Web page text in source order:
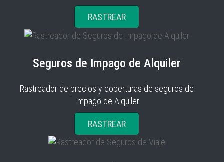
RASTREAR
Seguros de Impago de Alquiler
Rastreador de precios y coberturas de seguros de
Impago de Alquiler
RASTREAR